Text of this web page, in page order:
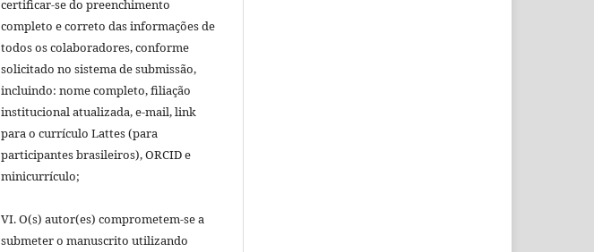
certificar-se do preenchimento
completo e correto das informações de
todos os colaboradores, conforme
solicitado no sistema de submissão,
incluindo: nome completo, filiação
institucional atualizada, e-mail, link
para o currículo Lattes (para
participantes brasileiros), ORCID e
minicurrículo;
VI. O(s) autor(es) comprometem-se a
submeter o manuscrito utilizando